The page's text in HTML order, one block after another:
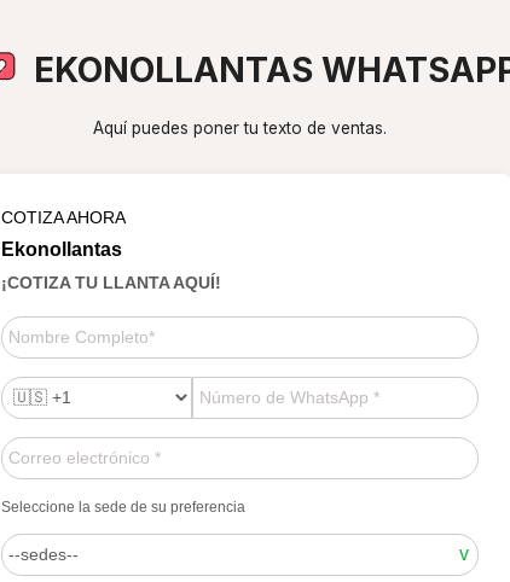
EKONOLLANTAS
Aquí puedes poner tu texto de ventas.
COTIZA AHORA
Ekonollantas
¡COTIZA TU LLANTA AQUÍ!
Seleccione la sede de su preferencia